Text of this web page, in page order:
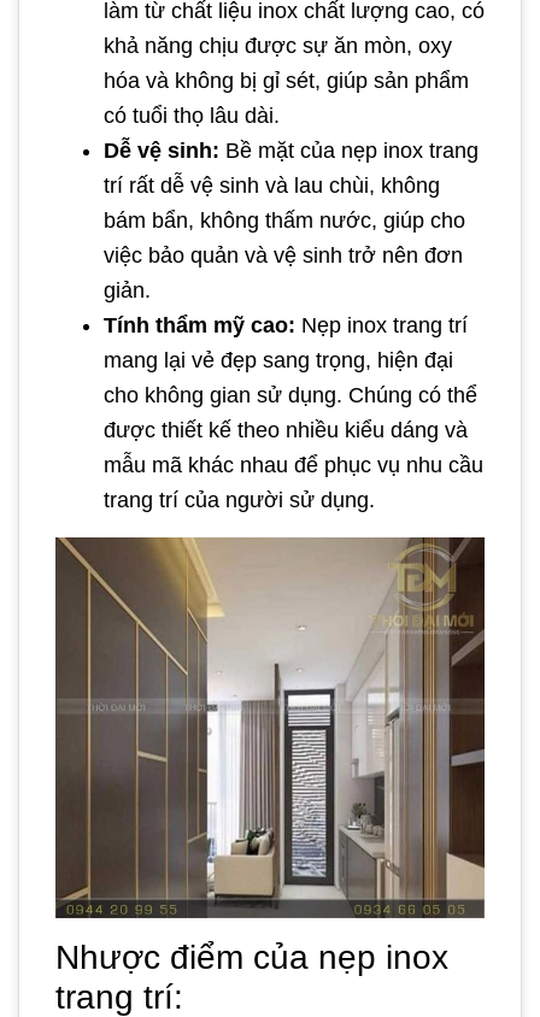
làm từ chất liệu inox chất lượng cao, có
khả năng chịu được sự ăn mòn, oxy
hóa và không bị gỉ sét, giúp sản phẩm
có tuổi thọ lâu dài.
Dễ vệ sinh: Bề mặt của nẹp inox trang
trí rất dễ vệ sinh và lau chùi, không
bám bẩn, không thấm nước, giúp cho
việc bảo quản và vệ sinh trở nên đơn
giản.
Tính thẩm mỹ cao: Nẹp inox trang trí
mang lại vẻ đẹp sang trọng, hiện đại
cho không gian sử dụng. Chúng có thể
được thiết kế theo nhiều kiểu dáng và
mẫu mã khác nhau để phục vụ nhu cầu
trang trí của người sử dụng.
Nhược điểm của nẹp inox
trang trí: